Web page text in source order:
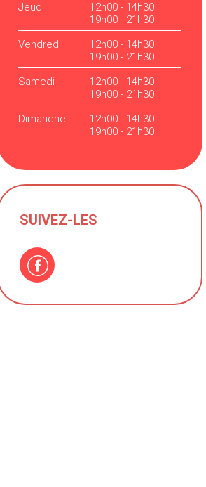
Jeudi
12h00 - 14h30
19h00 - 21h30
Vendredi
12h00 - 14h30
19h00 - 21h30
Samedi
12h00 - 14h30
19h00 - 21h30
Dimanche
12h00 - 14h30
19h00 - 21h30
SUIVEZ-LES